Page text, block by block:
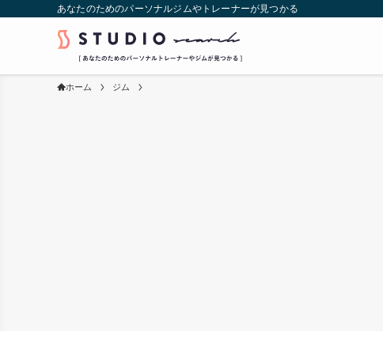
あなたのためのパーソナルジムやトレーナーが見つかる
ホーム ジム